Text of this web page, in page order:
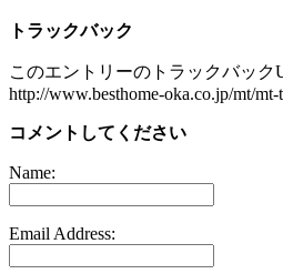
トラックバック
このエントリーのトラックバック
http://www.besthome-oka.co.jp/mt/mt-
コメントしてください
Name:
Email Address: